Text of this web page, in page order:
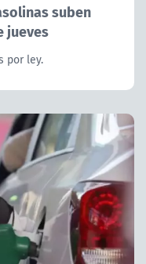
suben
jueves
por ley.